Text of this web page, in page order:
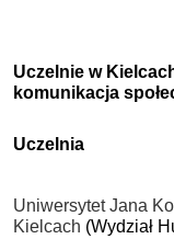
Uczelnie w
komunikacja
Uczelnia
Uniwersytet Jana
Kielcach (Wydział